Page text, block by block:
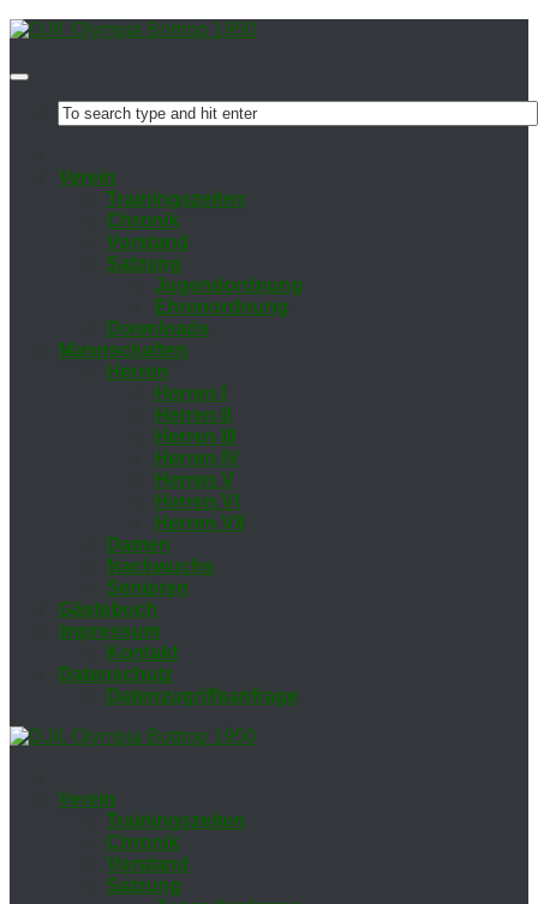
Ver­ein
Trai­nings­zei­ten
Chro­nik
Vor­stand
Sat­zung
Ju­gend­ord­nung
Eh­ren­ord­nung
Down­loads
Mann­schaf­ten
Her­ren
Her­ren I
Her­ren II
Her­ren III
Her­ren IV
Her­ren V
Her­ren VI
Her­ren VII
Da­men
Nach­wuchs
Se­nio­ren
Gäs­te­buch
Im­pres­sum
Kon­takt
Da­ten­schutz
Da­ten­zu­griffs­an­fra­ge
Ver­ein
Trai­nings­zei­ten
Chro­nik
Vor­stand
Sat­zung